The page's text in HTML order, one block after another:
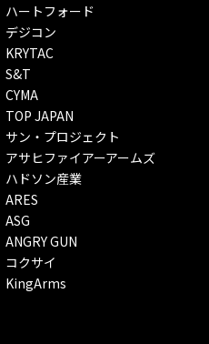
ハートフォード
デジコン
KRYTAC
S&T
CYMA
TOP JAPAN
サン・プロジェクト
アサヒファイアーアームズ
ハドソン産業
ARES
ASG
ANGRY GUN
コクサイ
KingArms